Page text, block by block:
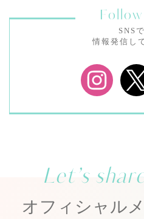
SNS
情報発信し
Let’s
オフィシャル